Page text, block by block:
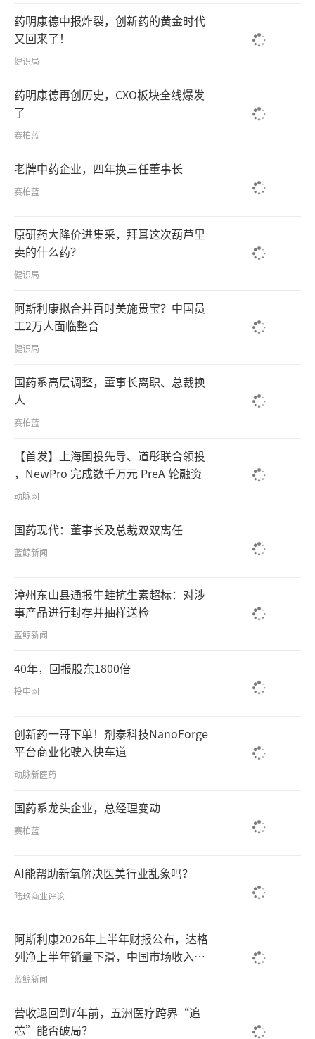
药明康德中报炸裂，创新药的黄金时代
又回来了！
健识局
药明康德再创历史，CXO板块全线爆发
了
赛柏蓝
老牌中药企业，四年换三任董事长
赛柏蓝
原研药大降价进集采，拜耳这次葫芦里
卖的什么药？
健识局
阿斯利康拟合并百时美施贵宝？中国员
工2万人面临整合
健识局
国药系高层调整，董事长离职、总裁换
人
赛柏蓝
【首发】上海国投先导、道彤联合领投
，NewPro 完成数千万元 PreA 轮融资
动脉网
国药现代：董事长及总裁双双离任
蓝鲸新闻
漳州东山县通报牛蛙抗生素超标：对涉
事产品进行封存并抽样送检
蓝鲸新闻
40年，回报股东1800倍
投中网
创新药一哥下单！剂泰科技NanoForge
平台商业化驶入快车道
动脉新医药
国药系龙头企业，总经理变动
赛柏蓝
AI能帮助新氧解决医美行业乱象吗？
陆玖商业评论
阿斯利康2026年上半年财报公布，达格
列净上半年销量下滑，中国市场收入下
滑5%
蓝鲸新闻
营收退回到7年前，五洲医疗跨界“追
芯”能否破局？